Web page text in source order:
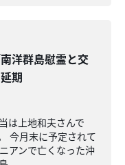
洋群島慰霊と交
期
は上地和夫さんで
今月末に予定されて
アンで亡くなった沖